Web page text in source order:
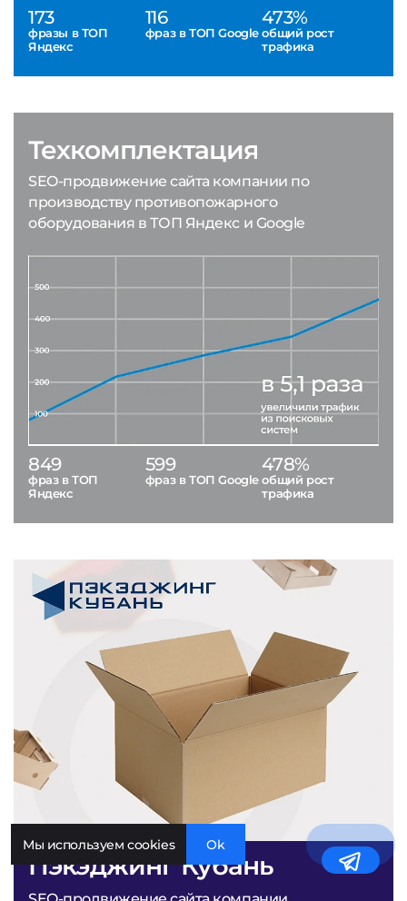
173
фразы в ТОП
Яндекс
116
фраз в ТОП Google
473%
общий рост
трафика
Пэкэджинг Кубань
Техкомплектация
SEO-продвижение сайта компании по
производству противопожарного
оборудования в ТОП Яндекс и Google
849
фраз в ТОП
Яндекс
599
фраз в ТОП Google
478%
общий рост
трафика
Мы используем cookies Ok